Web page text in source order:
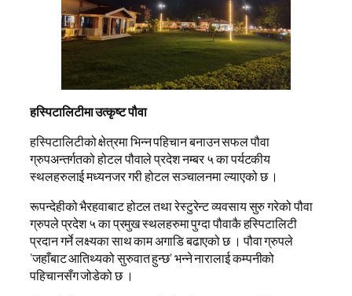
हस्पिटालिटीमा उत्कृष्ट पौवा
हस्पिटालिटीको क्षेत्रमा भिन्न पहिचान बनाउन सफल पौवा
ग्रुपअन्तर्गतको होटल पौवाले प्रदेश नम्बर ५ का पर्यटकीय
स्थलहरुलाई मध्यनजर गरी होटल सञ्चालनमा ल्याएको छ ।
रूपन्देहीको भैरहवाबाट होटल तथा रेस्टुरेन्ट व्यवसाय सुरु गरेको पौवा
ग्रुपले प्रदेश ५ का प्रमुख स्थलहरुमा पुग्दा पौवाकै हस्पिटालिटी
प्रदान गर्ने लक्ष्यका साथ काम अगाडि बढाएको छ । पौवा ग्रुपले
‘जहाँबाट आतिथ्यको सुरुवात हुन्छ’ भन्ने नारालाई कम्पनीको
पहिचानसँग जोडेको छ ।